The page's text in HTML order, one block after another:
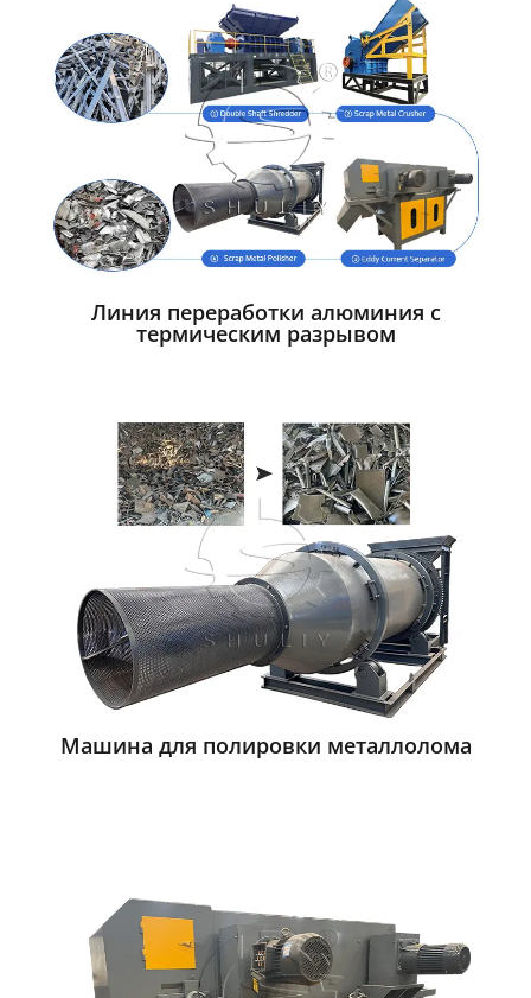
Линия переработки алюминия с
термическим разрывом
Машина для полировки металлолома